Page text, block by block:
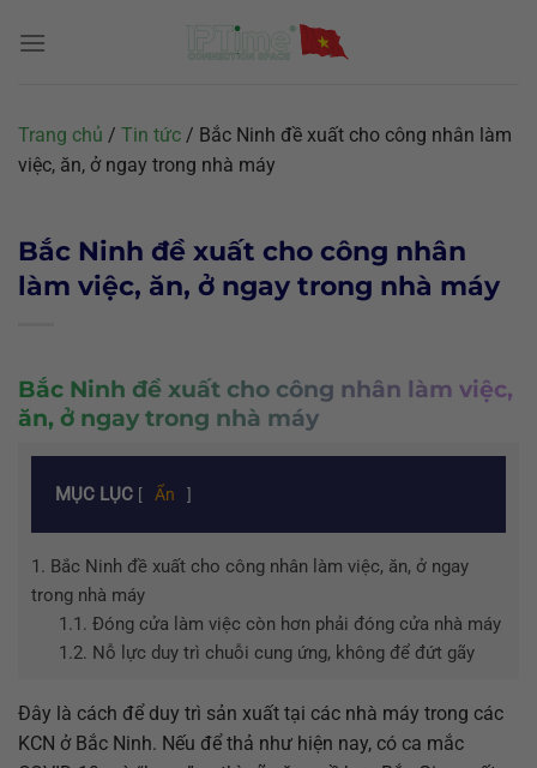
đến
Trang chủ / Tin tức / Bắc Ninh đề xuất cho công nhân làm
việc, ăn, ở ngay trong nhà máy
Bắc Ninh đề xuất cho công nhân
làm việc, ăn, ở ngay trong nhà máy
Bắc Ninh đề xuất cho công nhân làm việc,
ăn, ở ngay trong nhà máy
MỤC LỤC [ Ẩn ]
1. Bắc Ninh đề xuất cho công nhân làm việc, ăn, ở ngay
trong nhà máy
1.1. Đóng cửa làm việc còn hơn phải đóng cửa nhà máy
1.2. Nỗ lực duy trì chuỗi cung ứng, không để đứt gãy
Đây là cách để duy trì sản xuất tại các nhà máy trong các
KCN ở Bắc Ninh. Nếu để thả như hiện nay, có ca mắc